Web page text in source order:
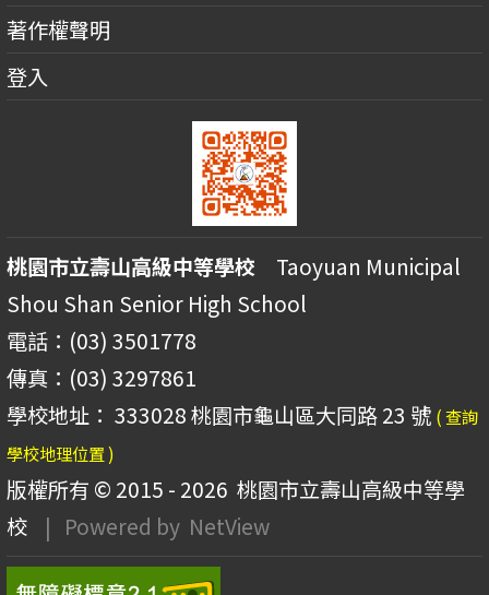
著作權聲明
登入
桃園市立壽山高級中等學校 Taoyuan Municipal
Shou Shan Senior High School
電話：(03) 3501778
傳真：(03) 3297861
學校地址： 333028 桃園市龜山區大同路 23 號 ( 查詢
學校地理位置 )
版權所有 © 2015 - 2026 桃園市立壽山高級中等學
校
| Powered by NetView